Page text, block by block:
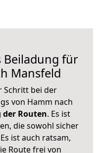
Beiladung für
Mansfeld
Schritt bei der
von Hamm nach
der Routen. Es ist
die sowohl sicher
ist auch ratsam,
Route frei von